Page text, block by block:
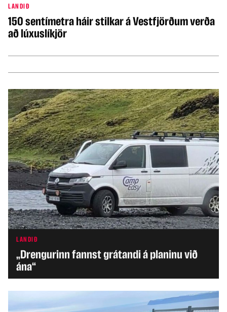
LANDIÐ
150 sentímetra háir stilkar á Vestfjörðum verða
að lúxuslíkjör
LANDIÐ
„Drengurinn fannst grátandi á planinu við
ána“